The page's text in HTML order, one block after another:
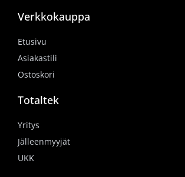
Verkkokauppa
Etusivu
Asiakastili
Ostoskori
Totaltek
Yritys
Jälleenmyyjät
UKK